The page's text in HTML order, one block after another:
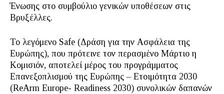
Ένωσης στο συμβούλιο γενικών υποθέσεων στις
Βρυξέλλες.
To λεγόμενο Safe (Δράση για την Ασφάλεια της
Ευρώπης), που πρότεινε τον περασμένο Μάρτιο η
Κομισιόν, αποτελεί μέρος του προγράμματος
Επανεξοπλισμού της Ευρώπης – Ετοιμότητα 2030
(ReArm Europe- Readiness 2030) συνολικών δαπανών